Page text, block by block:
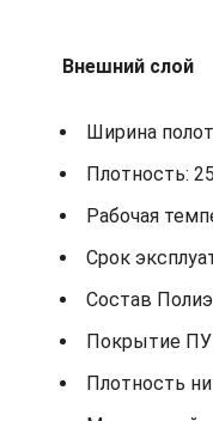
Внешний слой
Ширина
Плотность:
Рабочая
Срок
Состав
Покрытие ПУ
Плотность